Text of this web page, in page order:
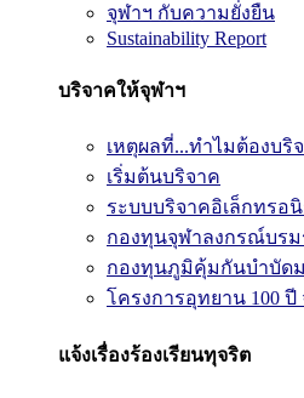
จุฬาฯ กับความยั่งยืน
Sustainability Report
บริจาคให้จุฬาฯ
เหตุผลที่...ทำไมต้องบริ
เริ่มต้นบริจาค
ระบบบริจาคอิเล็กทรอ
กองทุนจุฬาลงกรณ์บร
กองทุนภูมิคุ้มกันบำบัดม
โครงการอุทยาน 100
แจ้งเรื่องร้องเรียนทุจริต